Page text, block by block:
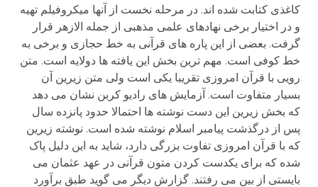
کاغذی کتابت شده اند. در مرحله نخست از آنها میکروفیلم تهیه
و در اختیار برخی نهادهای علمی مذهبی از جمله الازهر قرار
گرفت. بعضی از این پاره های قرآنی به خط حجازی و برخی به
خط کوفی است. مهم ترین بخش این یافته ها دولایه است. متن
رویی با قرآن امروزی تقریبا یکی است ولی متن زیرین آن
بسیار متفاوت است. آزمایش های رادیو کربن نشان می دهد
که بخش زیرین این دست نوشته ها احتمالا حدود پانزده سال
پس از درگذشت پیامبر اسلام نوشته شده است. نوشته زیرین
که با قرآن امروزی تفاوت بزرگی دارد، شاید به این دلیل پاک
شده که برای یکدست کردن متون قرآنی در عهد عثمان می
بایستی از بین می رفتند. گزارش دیگر می گوید طبق برآورد